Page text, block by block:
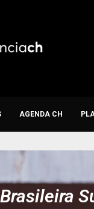
AGENDA CH